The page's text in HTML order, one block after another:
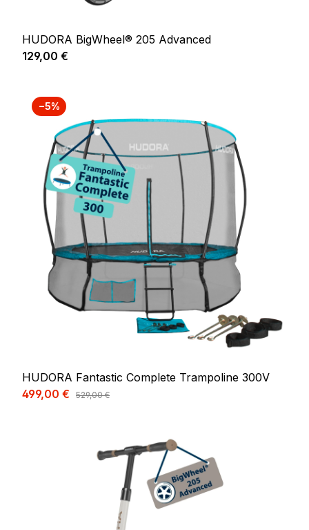
HUDORA BigWheel® 205 Advanced
Prix régulier :
129,00 €
−5%
HUDORA Fantastic Complete Trampoline 300V
Prix de vente :
499,00 € Prix régulier :
529,00 €